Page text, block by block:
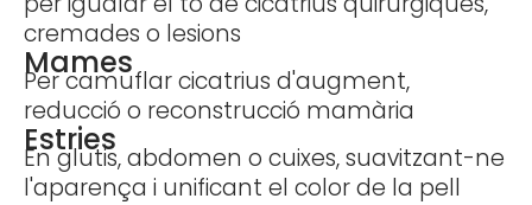
cremades o lesions
Mames
Per camuflar cicatrius d'augment,
reducció o reconstrucció mamària
Estries
En glutis, abdomen o cuixes, suavitzant-ne
l'aparença i unificant el color de la pell